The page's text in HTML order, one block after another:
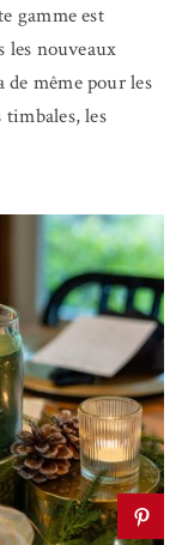
gamme est
les nouveaux
de même pour les
timbales, les